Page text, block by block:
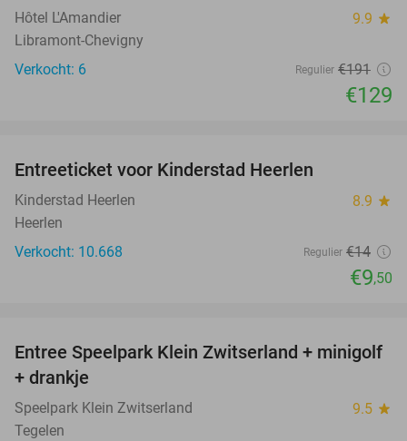
Hôtel L'Amandier 9.9 star
Libramont-Chevigny
Verkocht: 6
Regulier €191
€129
Entreeticket voor Kinderstad Heerlen
Kinderstad Heerlen 8.9 star
Heerlen
Verkocht: 10.668
Regulier €14
€9,50
38%
Entree Speelpark Klein Zwitserland + minigolf
+ drankje
Speelpark Klein Zwitserland 9.5 star
Tegelen